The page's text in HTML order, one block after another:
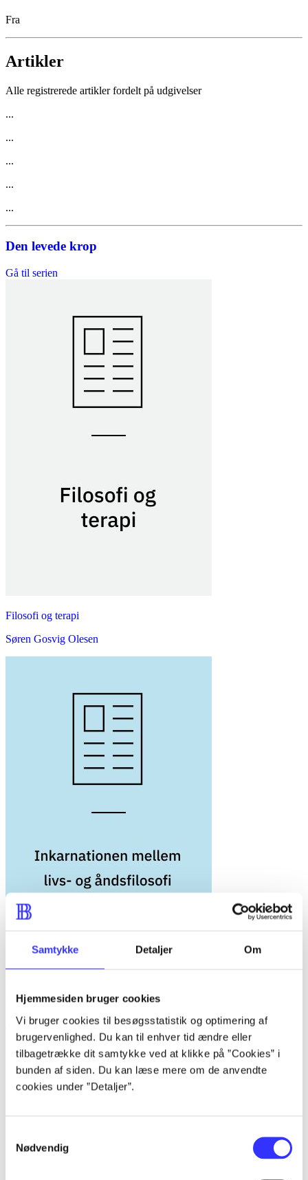
Samtykke Detaljer Om
Hjemmesiden bruger cookies
Vi bruger cookies til besøgsstatistik og optimering af
brugervenlighed. Du kan til enhver tid ændre eller
tilbagetrække dit samtykke ved at klikke på ”Cookies” i
bunden af siden. Du kan læse mere om de anvendte
cookies under ”Detaljer”.
Nødvendig
Fra
Artikler
Alle registrerede artikler fordelt på udgivelser
...
...
...
...
...
Den levede krop
Gå til serien
Filosofi og terapi
Søren Gosvig Olesen
Inkarnationen mellem livs- og åndsfilosofi hos Michel Serres : et
teologisk bidrag
Carsten Pallesen